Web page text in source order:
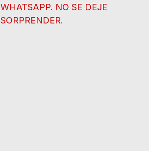
WHATSAPP. NO SE DEJE
SORPRENDER.